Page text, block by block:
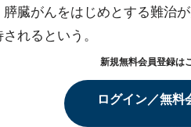
臓がんをはじめとする難治
れるという。
新規無料会員登録は
ログイン／無料